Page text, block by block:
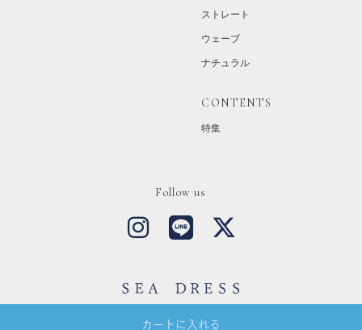
カートに入れる
ストレート
ウェーブ
ナチュラル
CONTENTS
特集
Follow us
Copyright © SEA DRESS All Rights Reserved.